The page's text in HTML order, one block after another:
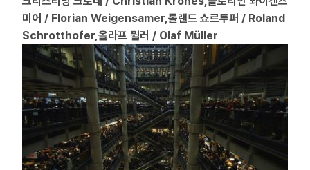
미어 / Florian Weigensamer,롤랜드 쇼르투퍼 / Roland
Schrotthofer,올라프 뮐러 / Olaf Müller